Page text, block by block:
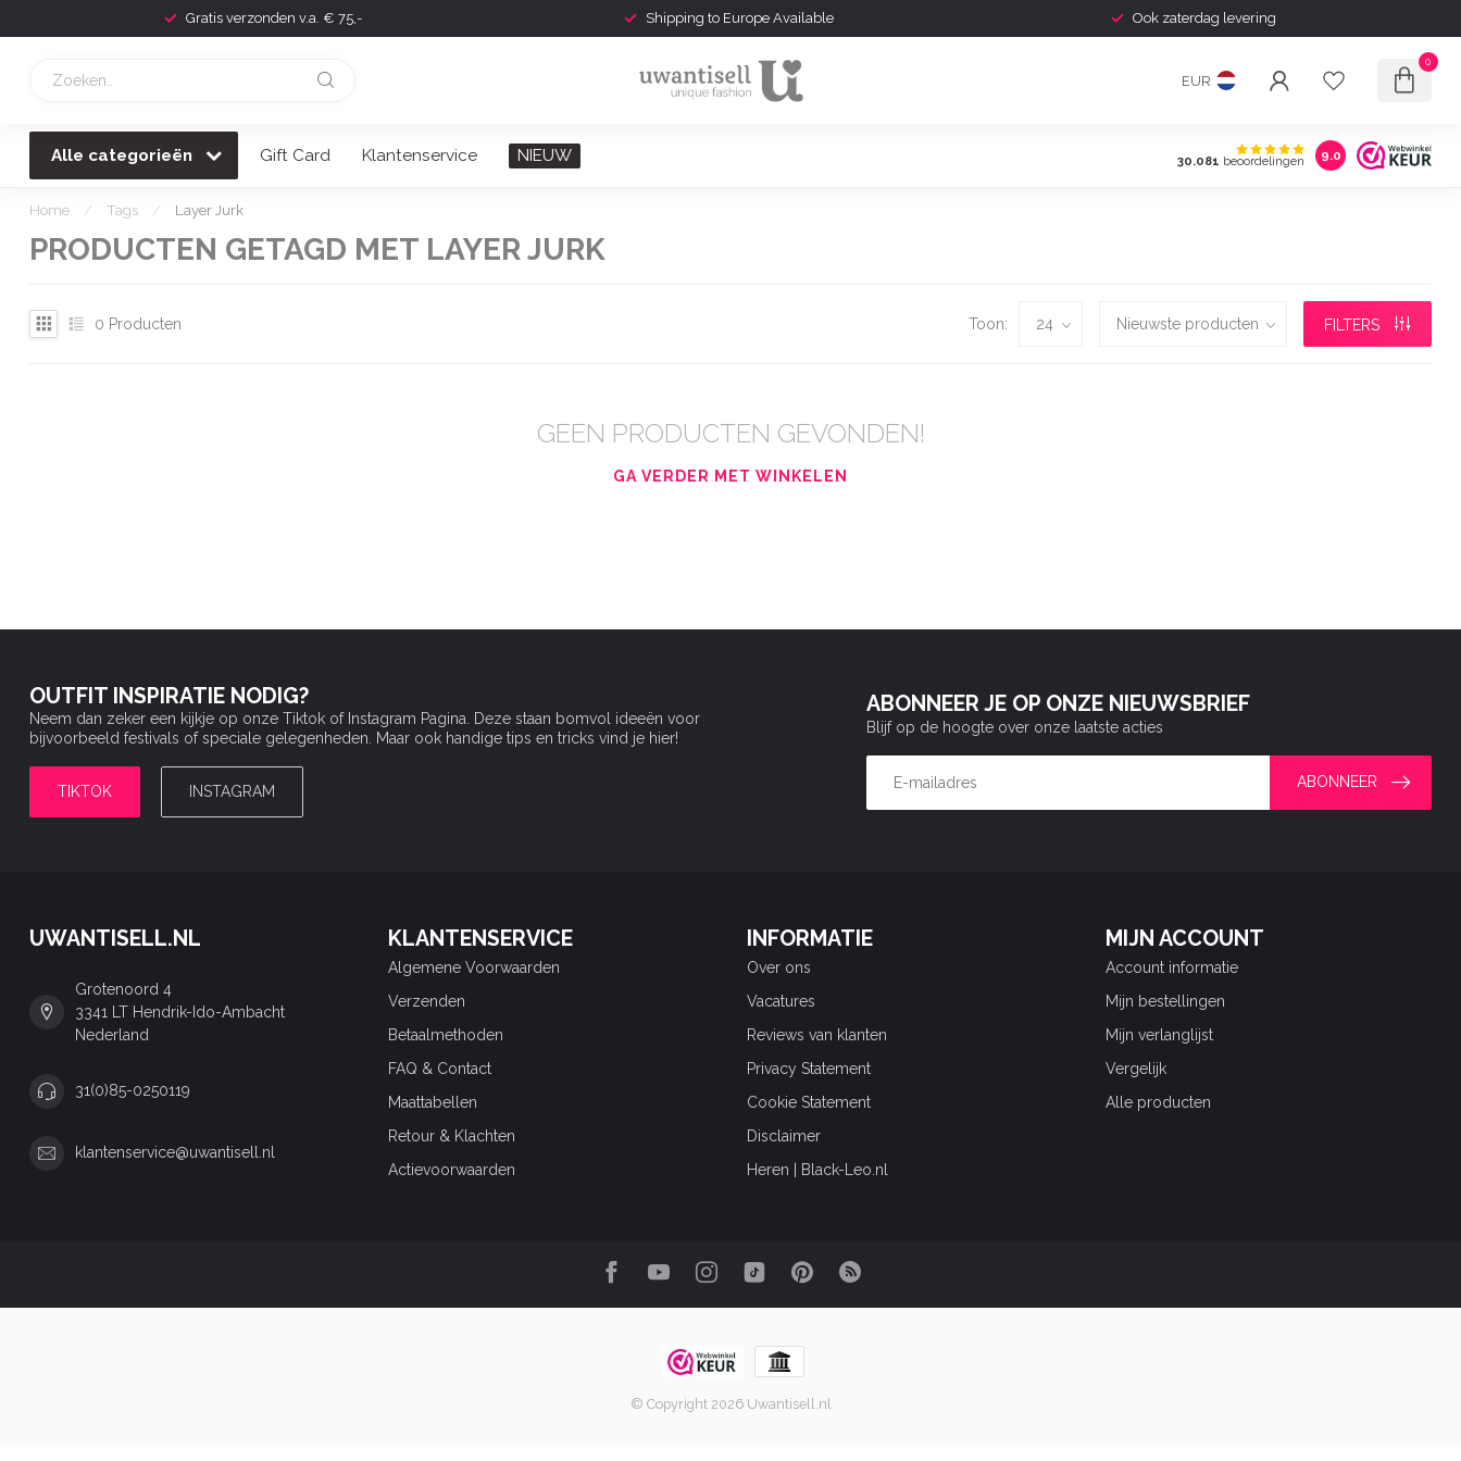
Gratis verzonden v.a. € 75,- Shipping to Europe Available Ook zaterdag levering
EUR
0
Alle categorieën Gift Card Klantenservice NIEUW 30.081 beoordelingen 9.0
Home / Tags / Layer Jurk
PRODUCTEN GETAGD MET LAYER JURK
0 Producten Toon: FILTERS
GEEN PRODUCTEN GEVONDEN!
GA VERDER MET WINKELEN
OUTFIT INSPIRATIE NODIG?
Neem dan zeker een kijkje op onze Tiktok of Instagram Pagina. Deze staan bomvol ideeën voor
bijvoorbeeld festivals of speciale gelegenheden. Maar ook handige tips en tricks vind je hier!
TIKTOK INSTAGRAM
ABONNEER JE OP ONZE NIEUWSBRIEF
Blijf op de hoogte over onze laatste acties
ABONNEER
UWANTISELL.NL
Grotenoord 4
3341 LT Hendrik-Ido-Ambacht
Nederland
31(0)85-0250119
klantenservice@uwantisell.nl
KLANTENSERVICE
Algemene Voorwaarden
Verzenden
Betaalmethoden
FAQ & Contact
Maattabellen
Retour & Klachten
Actievoorwaarden
INFORMATIE
Over ons
Vacatures
Reviews van klanten
Privacy Statement
Cookie Statement
Disclaimer
Heren | Black-Leo.nl
MIJN ACCOUNT
Account informatie
Mijn bestellingen
Mijn verlanglijst
Vergelijk
Alle producten
© Copyright 2026 Uwantisell.nl